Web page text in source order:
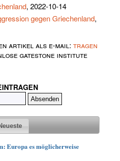
, 2022-10-14
gegen Griechenland,
artikel als e-mail: tragen
gatestone institute
Europa es möglicherweise